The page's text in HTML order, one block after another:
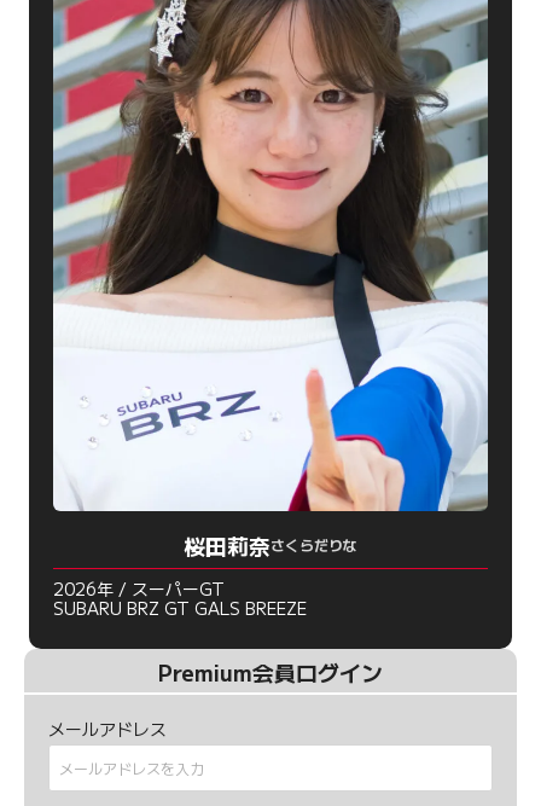
桜田莉奈さくらだりな
2026年 / スーパーGT
SUBARU BRZ GT GALS BREEZE
Premium会員ログイン
メールアドレス